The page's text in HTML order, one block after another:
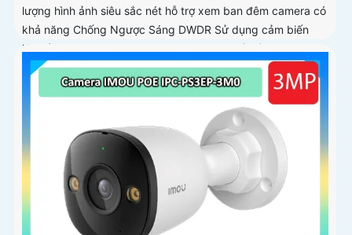
lượng hình ảnh siêu sắc nét hỗ trợ xem ban đêm camera có
khả năng Chống Ngược Sáng DWDR Sử dụng cảm biến
hình ảnh CMOS camera CS-BC1c/SP-R100(4K) là một loại
camera giá rẻ với khả năng lưu trữ dữ liệu lên đến 512GB
thông qua khe thẻ nhớ